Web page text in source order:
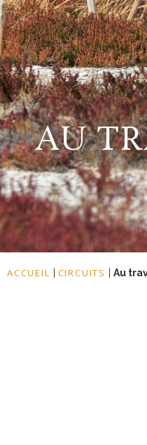
AU
ACCUEIL CIRCUITS |Au